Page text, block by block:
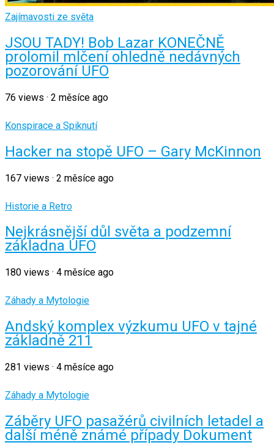
Zajímavosti ze světa
JSOU TADY! Bob Lazar KONEČNĚ
prolomil mlčení ohledně nedávných
pozorování UFO
76 views · 2 měsíce ago
Konspirace a Spiknutí
Hacker na stopě UFO – Gary McKinnon
167 views · 2 měsíce ago
Historie a Retro
Nejkrásnější důl světa a podzemní
základna UFO
180 views · 4 měsíce ago
Záhady a Mytologie
Andský komplex výzkumu UFO v tajné
základně 211
281 views · 4 měsíce ago
Záhady a Mytologie
Záběry UFO pasažérů civilních letadel a
další méně známé případy Dokument